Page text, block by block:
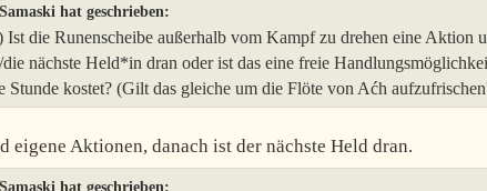
Samaski hat geschrieben:
Ist die Runenscheibe außerhalb vom Kampf zu drehen eine Aktion
die nächste Held*in dran oder ist das eine freie
Stunde kostet? (Gilt das gleiche um die Flöte von Aćh
eigene Aktionen, danach ist der nächste Held dran.
Samaski hat geschrieben: